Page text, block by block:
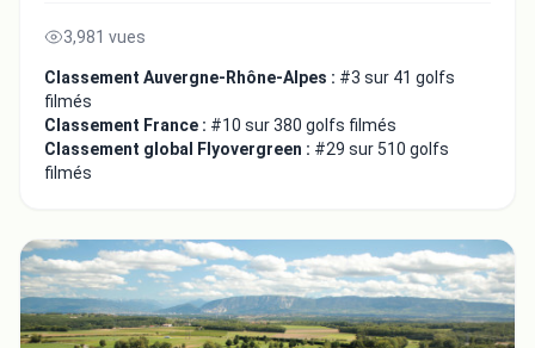
3,981 vues
Classement Auvergne-Rhône-Alpes : #3 sur 41 golfs
filmés
Classement France : #10 sur 380 golfs filmés
Classement global Flyovergreen : #29 sur 510 golfs
filmés